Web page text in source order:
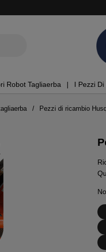
Robot Tagliaerba I Pezzi
Pezzi di ricambio